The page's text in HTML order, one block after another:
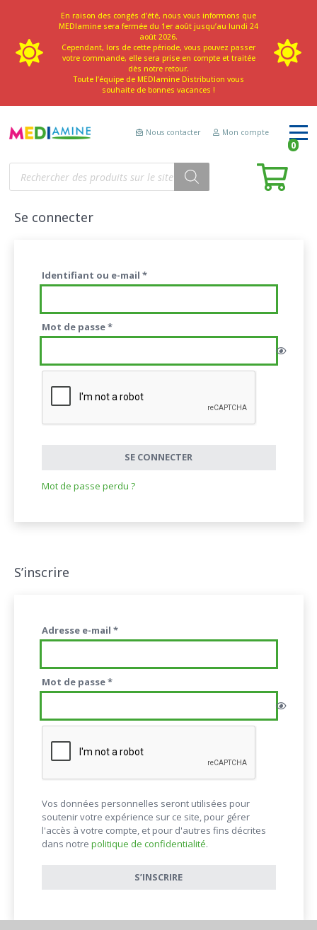
En raison des congés d’été, nous vous informons que
MEDIamine sera fermée du 1er août jusqu’au lundi 24
août 2026.
Cependant, lors de cette période, vous pouvez passer
votre commande, elle sera prise en compte et traitée
dès notre retour.
Toute l’équipe de MEDIamine Distribution vous
souhaite de bonnes vacances !
Nous contacter Mon compte
Recherche
produits
0
Se connecter
Identifiant ou e-mail *Obligatoire
Mot de passe*Obligatoire
SE CONNECTER
Mot de passe perdu ?
S’inscrire
Adresse e-mail *Obligatoire
Mot de passe*Obligatoire
Vos données personnelles seront utilisées pour
soutenir votre expérience sur ce site, pour gérer
l'accès à votre compte, et pour d'autres fins décrites
dans notre politique de confidentialité.
S’INSCRIRE